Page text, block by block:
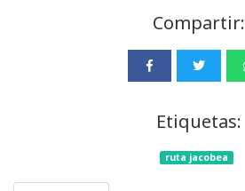
Compartir:
Etiquetas:
ruta jacobea